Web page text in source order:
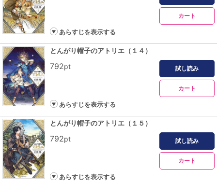
カート
あらすじを表示する
とんがり帽子のアトリエ（１４）
792pt 試し読み
カート
あらすじを表示する
とんがり帽子のアトリエ（１５）
792pt 試し読み
カート
あらすじを表示する